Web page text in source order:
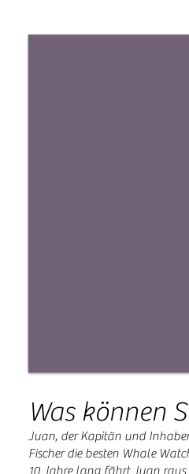
Was können
Juan, der Kapitän und
Fischer die besten Whale
10 Jahre lang fährt Juan raus